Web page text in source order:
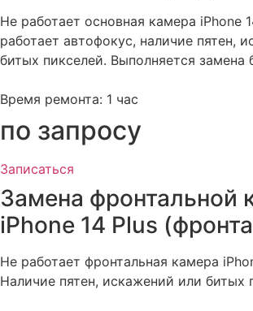
Не работает основная камера iPhone
работает автофокус, наличие пятен,
битых пикселей. Выполняется замена
Время ремонта: 1 час
по запросу
Записаться
Замена фронтальной
iPhone 14 Plus
Не работает фронтальная камера
Наличие пятен, искажений или битых